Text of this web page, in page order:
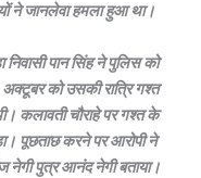
ने जानलेवा हमला हुआ था।
निवासी पान सिंह ने पुलिस को
अक्टूबर को उसकी रात्रि गश्त
कलावती चौराहे पर गश्त के
पूछताछ करने पर आरोपी ने
नेगी पुत्र आनंद नेगी बताया।